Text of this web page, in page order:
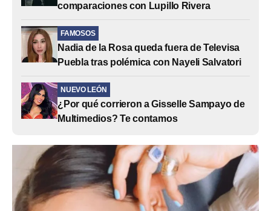
comparaciones con Lupillo Rivera
FAMOSOS
Nadia de la Rosa queda fuera de Televisa
Puebla tras polémica con Nayeli Salvatori
NUEVO LEÓN
¿Por qué corrieron a Gisselle Sampayo de
Multimedios? Te contamos